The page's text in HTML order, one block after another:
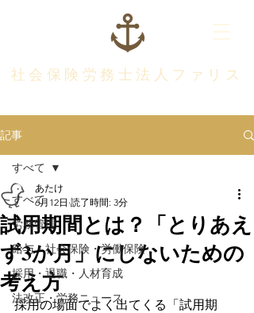
社会保険労務士法人ファリス
記事
すべて
労務管理
給与・社会保険・労働保険
採用・退職・人材育成
法改正・労務ニュース
すべて
試用期間とは？「とりあえ
ず3か月」にしないための
考え方
あたけ
6月12日 読了時間: 3分
採用の場面でよく出てくる「試用期